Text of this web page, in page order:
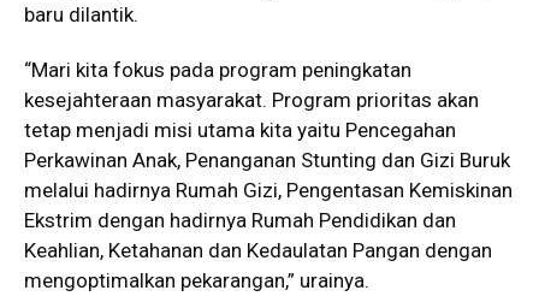
baru dilantik.
“Mari kita fokus pada program peningkatan
kesejahteraan masyarakat. Program prioritas akan
tetap menjadi misi utama kita yaitu Pencegahan
Perkawinan Anak, Penanganan Stunting dan Gizi Buruk
melalui hadirnya Rumah Gizi, Pengentasan Kemiskinan
Ekstrim dengan hadirnya Rumah Pendidikan dan
Keahlian, Ketahanan dan Kedaulatan Pangan dengan
mengoptimalkan pekarangan,” urainya.